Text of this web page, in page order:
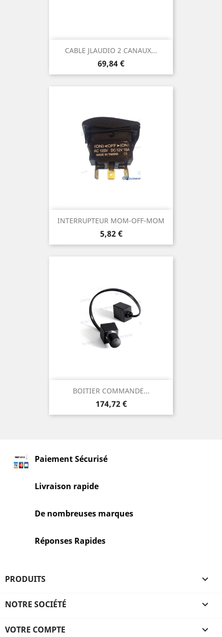
CABLE JLAUDIO 2 CANAUX...
Prix
69,84 €
INTERRUPTEUR MOM-OFF-MOM
Prix
5,82 €
BOITIER COMMANDE...
Prix
174,72 €
Paiement Sécurisé
Livraison rapide
De nombreuses marques
Réponses Rapides
PRODUITS 
NOTRE SOCIÉTÉ 
VOTRE COMPTE 